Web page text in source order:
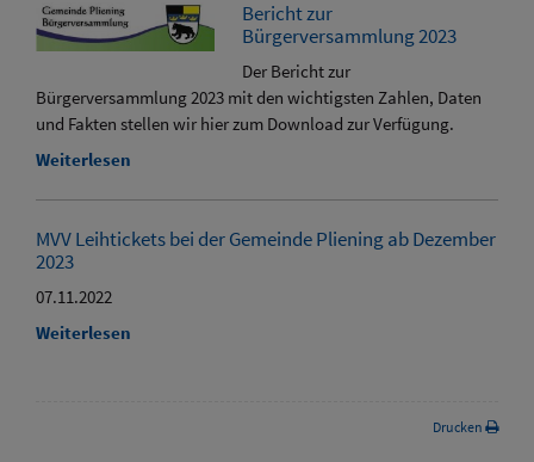
Bericht zur
Bürgerversammlung 2023
Der Bericht zur
Bürgerversammlung 2023 mit den wichtigsten Zahlen, Daten
und Fakten stellen wir hier zum Download zur Verfügung.
Weiterlesen
MVV Leihtickets bei der Gemeinde Pliening ab Dezember
2023
07.11.2022
Weiterlesen
Drucken